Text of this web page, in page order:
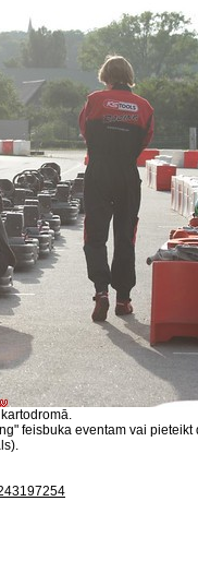
feisbuka eventam vai